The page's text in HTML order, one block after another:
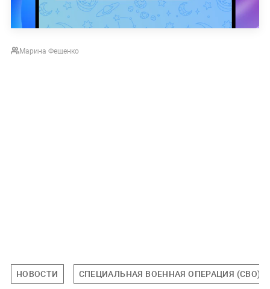
Марина Фещенко
НОВОСТИ СПЕЦИАЛЬНАЯ ВОЕННАЯ ОПЕРАЦИЯ (СВО)